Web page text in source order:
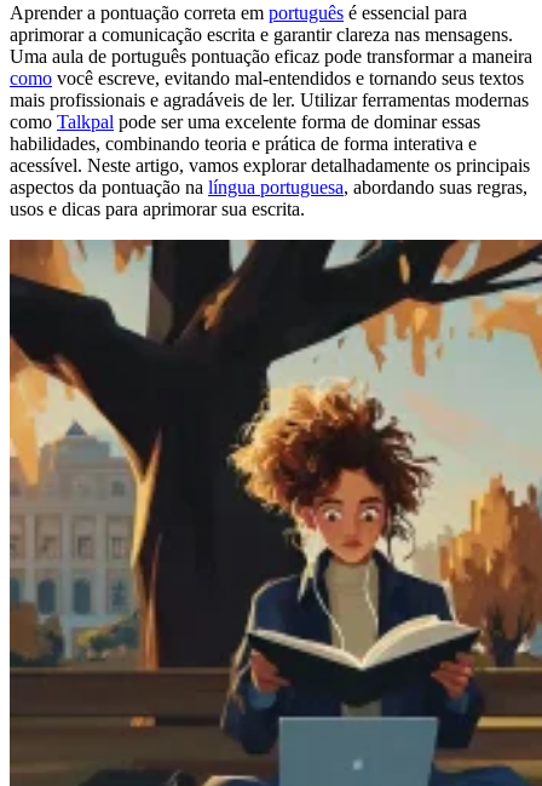
Aprender a pontuação correta em português é essencial para
aprimorar a comunicação escrita e garantir clareza nas mensagens.
Uma aula de português pontuação eficaz pode transformar a maneira
como você escreve, evitando mal-entendidos e tornando seus textos
mais profissionais e agradáveis de ler. Utilizar ferramentas modernas
como Talkpal pode ser uma excelente forma de dominar essas
habilidades, combinando teoria e prática de forma interativa e
acessível. Neste artigo, vamos explorar detalhadamente os principais
aspectos da pontuação na língua portuguesa, abordando suas regras,
usos e dicas para aprimorar sua escrita.